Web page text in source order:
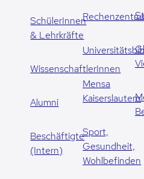
SchülerInnen
& Lehrkräfte
WissenschaftlerInnen
Alumni
Beschäftigte
(Intern)
Mensa
Kaiserslautern
Sport,
Gesundheit,
Wohlbefinden